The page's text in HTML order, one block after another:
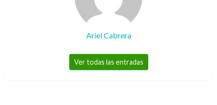
Ariel Cabrera
Ver todas las entradas